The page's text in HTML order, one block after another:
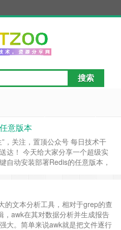
意版本
”，关注，置顶公众号 每日技术干
达！ 今天给大家分享一个超级实
自动安装部署Redis的任意版本，
的版本号，需要什么版本就写什
»
的文本分析工具，相对于grep的查
，awk在其对数据分析并生成报告
大。简单来说awk就是把文件逐行